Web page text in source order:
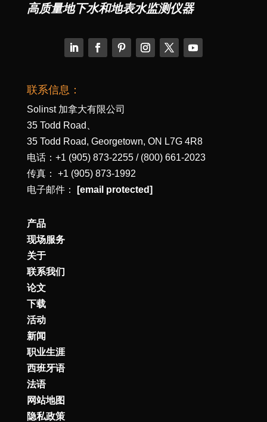
高质量地下水和地表水监测仪器
联系信息：
Solinst 加拿大有限公司
35 Todd Road、
35 Todd Road, Georgetown, ON L7G 4R8
电话：+1 (905) 873-2255 / (800) 661-2023
传真： +1 (905) 873-1992
电子邮件：
[email protected]
产品
现场服务
关于
联系我们
论文
下载
活动
新闻
职业生涯
西班牙语
法语
网站地图
隐私政策